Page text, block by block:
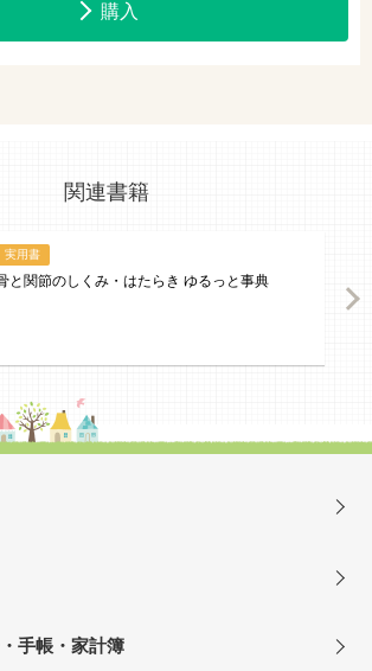
購入
関連書籍
実用書
と関節のしくみ・はたらき ゆるっと事典
手帳・家計簿